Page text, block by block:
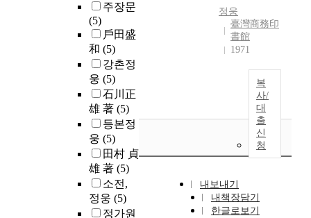
주장문
(5)
戶田盛
和 (5)
강촌정
웅 (5)
石川正
雄 著 (5)
등본정
웅 (5)
田村 貞
雄 著 (5)
소전,
정웅 (5)
정가원
정웅
臺灣商務印
書館
1971
복
사/
대
출
신
청
내보내기
내책장담기
한글로보기